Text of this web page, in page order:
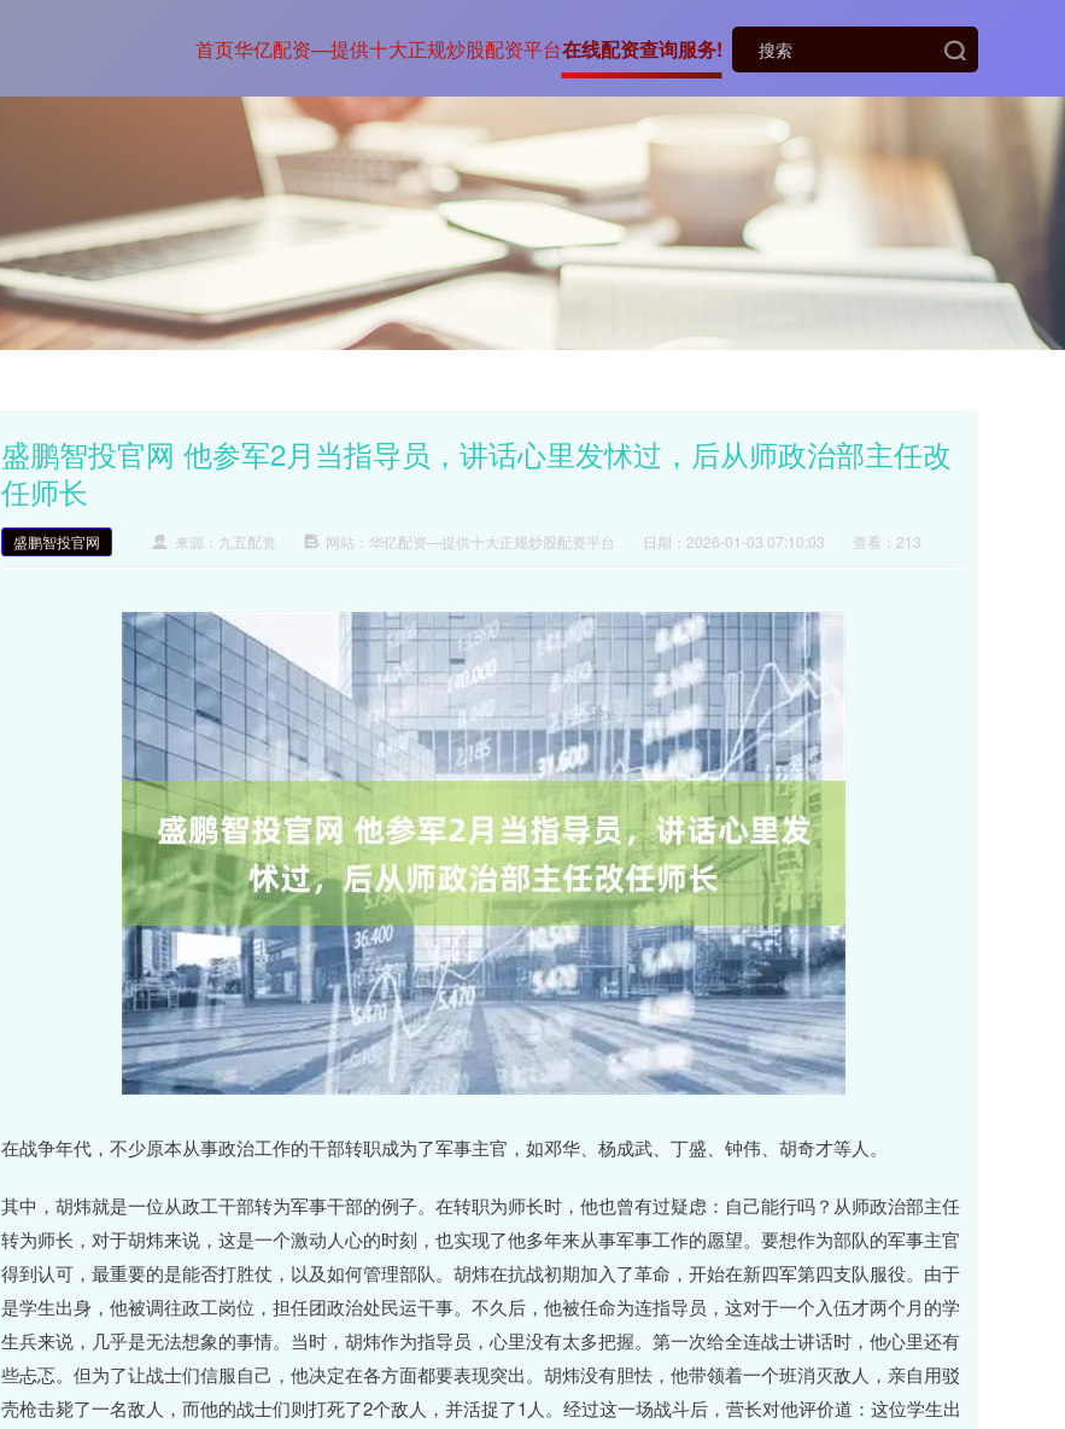
首页华亿配资—提供十大正规炒股配资平台在线配资查询服务!
盛鹏智投官网 他参军2月当指导员，讲话心里发怵过，后从师政治部主任改
任师长
盛鹏智投官网 来源：九五配资 网站：华亿配资—提供十大正规炒股配资平台 日期：2026-01-03 07:10:03 查看：213
在战争年代，不少原本从事政治工作的干部转职成为了军事主官，如邓华、杨成武、丁盛、钟伟、胡奇才等人。
其中，胡炜就是一位从政工干部转为军事干部的例子。在转职为师长时，他也曾有过疑虑：自己能行吗？从师政治部主任
转为师长，对于胡炜来说，这是一个激动人心的时刻，也实现了他多年来从事军事工作的愿望。要想作为部队的军事主官
得到认可，最重要的是能否打胜仗，以及如何管理部队。胡炜在抗战初期加入了革命，开始在新四军第四支队服役。由于
是学生出身，他被调往政工岗位，担任团政治处民运干事。不久后，他被任命为连指导员，这对于一个入伍才两个月的学
生兵来说，几乎是无法想象的事情。当时，胡炜作为指导员，心里没有太多把握。第一次给全连战士讲话时，他心里还有
些忐忑。但为了让战士们信服自己，他决定在各方面都要表现突出。胡炜没有胆怯，他带领着一个班消灭敌人，亲自用驳
壳枪击毙了一名敌人，而他的战士们则打死了2个敌人，并活捉了1人。经过这一场战斗后，营长对他评价道：这位学生出